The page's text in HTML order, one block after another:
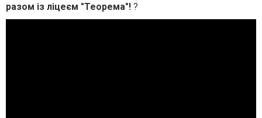
разом із ліцеєм "Теорема"! ?